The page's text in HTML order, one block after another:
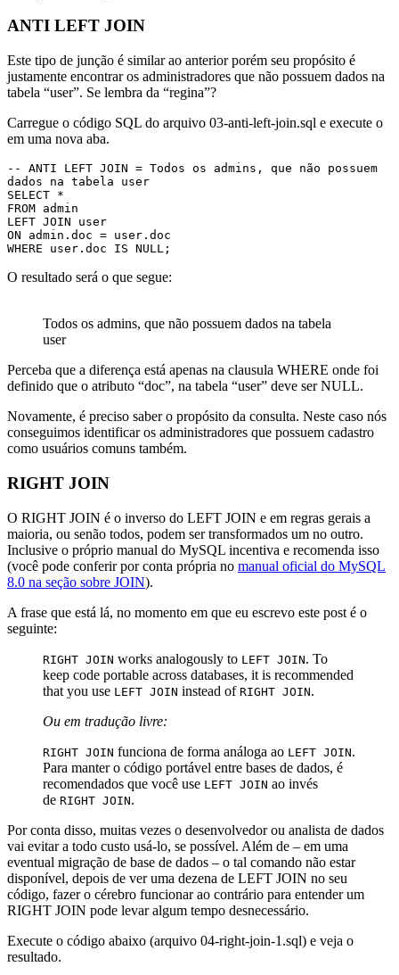
ANTI LEFT JOIN
Este tipo de junção é similar ao anterior porém seu propósito é
justamente encontrar os administradores que não possuem dados na
tabela “user”. Se lembra da “regina”?
Carregue o código SQL do arquivo 03-anti-left-join.sql e execute o
em uma nova aba.
-- ANTI LEFT JOIN = Todos os admins, que não possuem
dados na tabela user
SELECT *
FROM admin
LEFT JOIN user
ON admin.doc = user.doc
WHERE user.doc IS NULL;
O resultado será o que segue:
Todos os admins, que não possuem dados na tabela
user
Perceba que a diferença está apenas na clausula WHERE onde foi
definido que o atributo “doc”, na tabela “user” deve ser NULL.
Novamente, é preciso saber o propósito da consulta. Neste caso nós
conseguimos identificar os administradores que possuem cadastro
como usuários comuns também.
RIGHT JOIN
O RIGHT JOIN é o inverso do LEFT JOIN e em regras gerais a
maioria, ou senão todos, podem ser transformados um no outro.
Inclusive o próprio manual do MySQL incentiva e recomenda isso
(você pode conferir por conta própria no manual oficial do MySQL
8.0 na seção sobre JOIN).
A frase que está lá, no momento em que eu escrevo este post é o
seguinte:
RIGHT JOIN works analogously to LEFT JOIN. To
keep code portable across databases, it is recommended
that you use LEFT JOIN instead of RIGHT JOIN.
Ou em tradução livre:
RIGHT JOIN funciona de forma análoga ao LEFT JOIN.
Para manter o código portável entre bases de dados, é
recomendados que você use LEFT JOIN ao invés
de RIGHT JOIN.
Por conta disso, muitas vezes o desenvolvedor ou analista de dados
vai evitar a todo custo usá-lo, se possível. Além de – em uma
eventual migração de base de dados – o tal comando não estar
disponível, depois de ver uma dezena de LEFT JOIN no seu
código, fazer o cérebro funcionar ao contrário para entender um
RIGHT JOIN pode levar algum tempo desnecessário.
Execute o código abaixo (arquivo 04-right-join-1.sql) e veja o
resultado.